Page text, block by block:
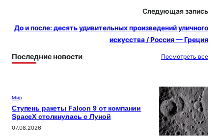
Следующая запись
До и после: десять удивительных произведений уличного
искусства / Россия — Греция
Последние новости Посмотреть все
Мир
Ступень ракеты Falcon 9 от компании
SpaceX столкнулась с Луной
07.08.2026